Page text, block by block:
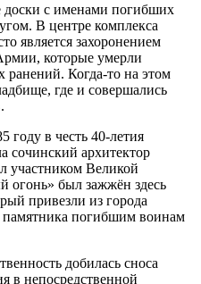
доски с именами погибших
В центре комплекса
является захоронением
которые умерли
ранений. Когда-то на этом
где и совершались
году в честь 40-летия
сочинский архитектор
участником Великой
огонь» был зажжён здесь
привезли из города
памятника погибшим воинам
добилась сноса
в непосредственной